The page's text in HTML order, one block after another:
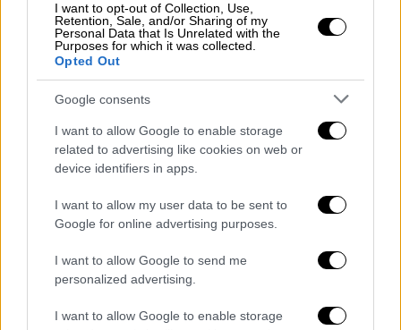
I want to opt-out of Collection, Use,
Retention, Sale, and/or Sharing of my
Personal Data that Is Unrelated with the
Purposes for which it was collected.
Opted Out
Google consents
I want to allow Google to enable storage
related to advertising like cookies on web or
device identifiers in apps.
I want to allow my user data to be sent to
Google for online advertising purposes.
I want to allow Google to send me
personalized advertising.
I want to allow Google to enable storage
προσπαθεί να ανακτήσει τον έλεγχο της
ζωής του, έναν αστυνομικό που ανησυχεί
επειδή η γυναίκα του, η οποία είχε
εξαφανιστεί στη θάλασσα, επέστρεψε και
του φαίνεται να είναι ένας εντελώς
διαφορετικός άνθρωπος και μια γυναίκα
αποφασισμένη να βρει έναν συγκεκριμένο
άνθρωπο με μια ιδιαίτερη ικανότητα, ο
οποίος προορίζεται να γίνει πνευματικός
ηγέτης.